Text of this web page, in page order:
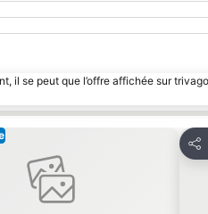
il se peut que l’offre affichée sur
à mes favoris